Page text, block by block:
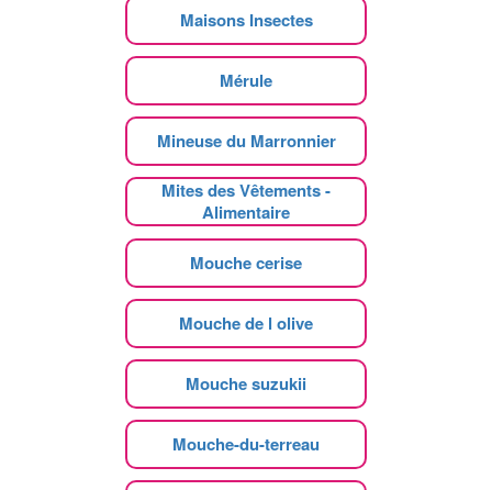
Maisons Insectes
Mérule
Mineuse du Marronnier
Mites des Vêtements -
Alimentaire
Mouche cerise
Mouche de l olive
Mouche suzukii
Mouche-du-terreau